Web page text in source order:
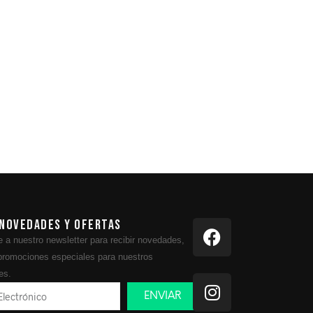
y ofertas
a nuestro newsletter para recibir novedades,
especiales para nuestros
ENVIAR